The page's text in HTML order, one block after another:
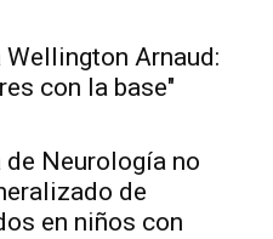
Wellington Arnaud:
con la base"
Neurología no
de
en niños con